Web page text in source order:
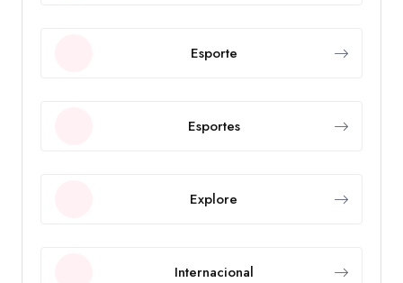
Esporte
Esportes
Explore
Internacional